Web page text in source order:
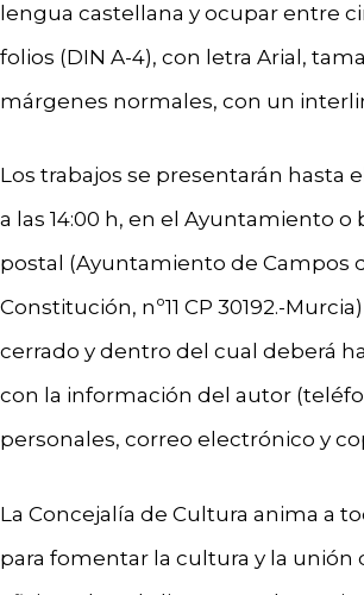
lengua castellana y ocupar entre
folios (DIN A-4), con letra Arial,
márgenes normales, con un
Los trabajos se presentarán hasta
a las 14:00 h, en el Ayuntamiento o
postal (Ayuntamiento de Campos
Constitución, nº11 CP 30192.-
cerrado y dentro del cual deberá
con la información del autor
personales, correo electrónico y
La Concejalía de Cultura anima a
para fomentar la cultura y la unión